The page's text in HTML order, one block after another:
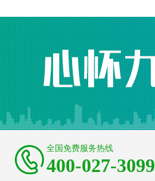
全国免费服务热线
400-027-3099